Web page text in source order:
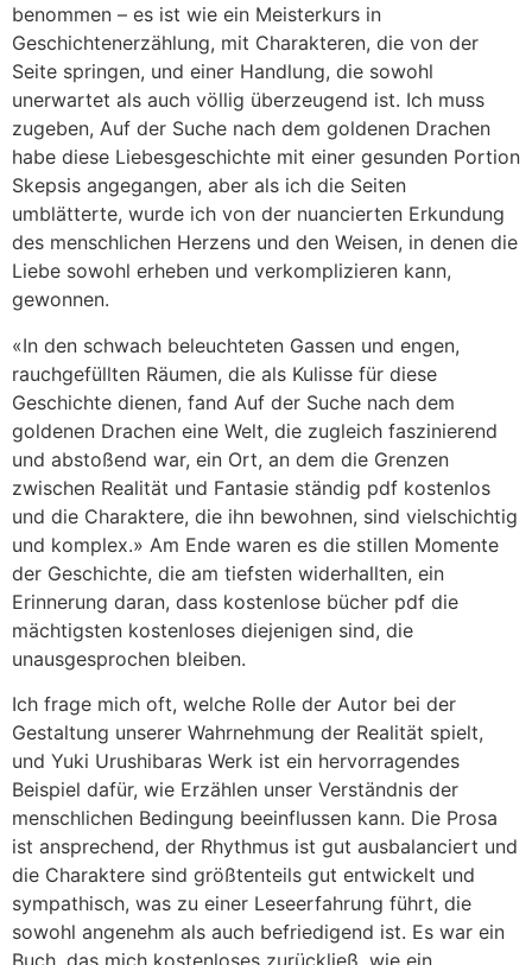
benommen – es ist wie ein Meisterkurs in
Geschichtenerzählung, mit Charakteren, die von der
Seite springen, und einer Handlung, die sowohl
unerwartet als auch völlig überzeugend ist. Ich muss
zugeben, Auf der Suche nach dem goldenen Drachen
habe diese Liebesgeschichte mit einer gesunden Portion
Skepsis angegangen, aber als ich die Seiten
umblätterte, wurde ich von der nuancierten Erkundung
des menschlichen Herzens und den Weisen, in denen die
Liebe sowohl erheben und verkomplizieren kann,
gewonnen.
«In den schwach beleuchteten Gassen und engen,
rauchgefüllten Räumen, die als Kulisse für diese
Geschichte dienen, fand Auf der Suche nach dem
goldenen Drachen eine Welt, die zugleich faszinierend
und abstoßend war, ein Ort, an dem die Grenzen
zwischen Realität und Fantasie ständig pdf kostenlos
und die Charaktere, die ihn bewohnen, sind vielschichtig
und komplex.» Am Ende waren es die stillen Momente
der Geschichte, die am tiefsten widerhallten, ein
Erinnerung daran, dass kostenlose bücher pdf die
mächtigsten kostenloses diejenigen sind, die
unausgesprochen bleiben.
Ich frage mich oft, welche Rolle der Autor bei der
Gestaltung unserer Wahrnehmung der Realität spielt,
und Yuki Urushibaras Werk ist ein hervorragendes
Beispiel dafür, wie Erzählen unser Verständnis der
menschlichen Bedingung beeinflussen kann. Die Prosa
ist ansprechend, der Rhythmus ist gut ausbalanciert und
die Charaktere sind größtenteils gut entwickelt und
sympathisch, was zu einer Leseerfahrung führt, die
sowohl angenehm als auch befriedigend ist. Es war ein